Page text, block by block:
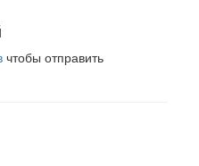
чтобы отправить